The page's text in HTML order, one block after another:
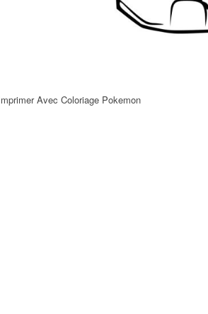
Avec Coloriage Pokemon